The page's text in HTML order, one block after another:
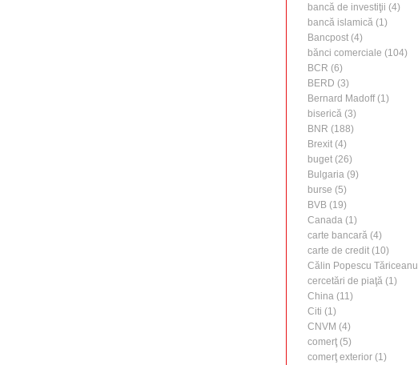
bancă de investiţii (4)
bancă islamică (1)
Bancpost (4)
bănci comerciale (104)
BCR (6)
BERD (3)
Bernard Madoff(1)
biserică (3)
BNR (188)
Brexit (4)
buget (26)
Bulgaria (9)
burse (5)
BVB (19)
Canada (1)
carte bancară (4)
carte de credit (10)
Călin Popescu Tăriceanu
cercetări de piaţă (1)
China (11)
Citi (1)
CNVM (4)
comerţ (5)
comerţ exterior (1)